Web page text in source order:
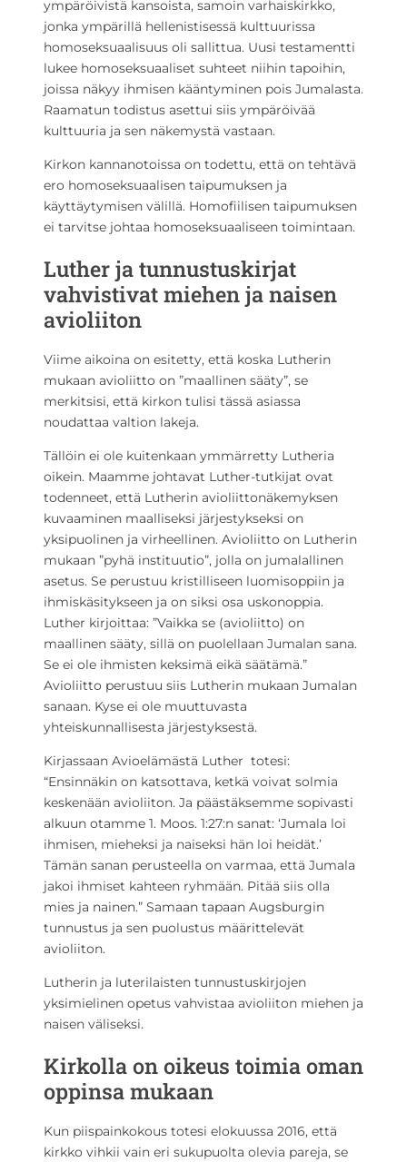
ympäröivistä kansoista, samoin varhaiskirkko,
jonka ympärillä hellenistisessä kulttuurissa
homoseksuaalisuus oli sallittua. Uusi testamentti
lukee homoseksuaaliset suhteet niihin tapoihin,
joissa näkyy ihmisen kääntyminen pois Jumalasta.
Raamatun todistus asettui siis ympäröivää
kulttuuria ja sen näkemystä vastaan.
Kirkon kannanotoissa on todettu, että on tehtävä
ero homoseksuaalisen taipumuksen ja
käyttäytymisen välillä. Homofiilisen taipumuksen
ei tarvitse johtaa homoseksuaaliseen toimintaan.
Luther ja tunnustuskirjat
vahvistivat miehen ja naisen
avioliiton
Viime aikoina on esitetty, että koska Lutherin
mukaan avioliitto on ”maallinen sääty”, se
merkitsisi, että kirkon tulisi tässä asiassa
noudattaa valtion lakeja.
Tällöin ei ole kuitenkaan ymmärretty Lutheria
oikein. Maamme johtavat Luther-tutkijat ovat
todenneet, että Lutherin avioliittonäkemyksen
kuvaaminen maalliseksi järjestykseksi on
yksipuolinen ja virheellinen. Avioliitto on Lutherin
mukaan ”pyhä instituutio”, jolla on jumalallinen
asetus. Se perustuu kristilliseen luomisoppiin ja
ihmiskäsitykseen ja on siksi osa uskonoppia.
Luther kirjoittaa: ”Vaikka se (avioliitto) on
maallinen sääty, sillä on puolellaan Jumalan sana.
Se ei ole ihmisten keksimä eikä säätämä.”
Avioliitto perustuu siis Lutherin mukaan Jumalan
sanaan. Kyse ei ole muuttuvasta
yhteiskunnallisesta järjestyksestä.
Kirjassaan Avioelämästä Luther totesi:
“Ensinnäkin on katsottava, ketkä voivat solmia
keskenään avioliiton. Ja päästäksemme sopivasti
alkuun otamme 1. Moos. 1:27:n sanat: ‘Jumala loi
ihmisen, mieheksi ja naiseksi hän loi heidät.’
Tämän sanan perusteella on varmaa, että Jumala
jakoi ihmiset kahteen ryhmään. Pitää siis olla
mies ja nainen.” Samaan tapaan Augsburgin
tunnustus ja sen puolustus määrittelevät
avioliiton.
Lutherin ja luterilaisten tunnustuskirjojen
yksimielinen opetus vahvistaa avioliiton miehen ja
naisen väliseksi.
Kirkolla on oikeus toimia oman
oppinsa mukaan
Kun piispainkokous totesi elokuussa 2016, että
kirkko vihkii vain eri sukupuolta olevia pareja, se